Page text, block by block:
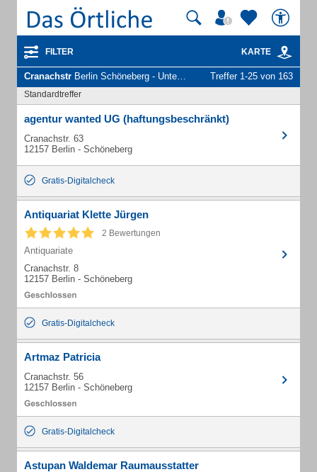
FILTER KARTE
Cranachstr Berlin Schöneberg - Unternehmen und Personen Treffer 1-25 von 163
Standardtreffer
agentur wanted UG (haftungsbeschränkt)
Cranachstr. 63
12157 Berlin - Schöneberg
Gratis-Digitalcheck
Antiquariat Klette Jürgen
2 Bewertungen
Antiquariate
Cranachstr. 8
12157 Berlin - Schöneberg
Gratis-Digitalcheck
Artmaz Patricia
Cranachstr. 56
12157 Berlin - Schöneberg
Gratis-Digitalcheck
Astupan Waldemar Raumausstatter